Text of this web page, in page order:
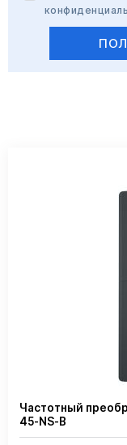
Частотный
45-NS-B